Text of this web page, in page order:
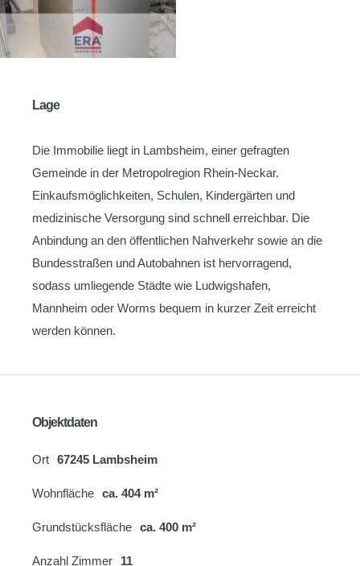
Lage
Die Immobilie liegt in Lambsheim, einer gefragten
Gemeinde in der Metropolregion Rhein-Neckar.
Einkaufsmöglichkeiten, Schulen, Kindergärten und
medizinische Versorgung sind schnell erreichbar. Die
Anbindung an den öffentlichen Nahverkehr sowie an die
Bundesstraßen und Autobahnen ist hervorragend,
sodass umliegende Städte wie Ludwigshafen,
Mannheim oder Worms bequem in kurzer Zeit erreicht
werden können.
Objektdaten
Ort 67245 Lambsheim
Wohnfläche ca. 404 m²
Grundstücksfläche ca. 400 m²
Anzahl Zimmer 11